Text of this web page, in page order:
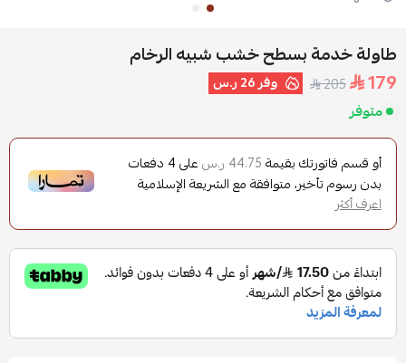
طاولة خدمة بسطح خشب شبيه الرخام
179
205 وفر26 ر.س
متوفر
أو قسم فاتورتك بقيمة 44.75 ر.س على4 دفعات
بدون رسوم تأخير، متوافقة مع الشريعة الإسلامية
اعرف أكثر